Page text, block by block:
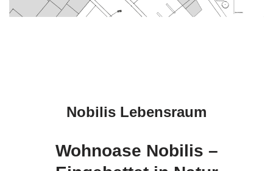
Nobilis Lebensraum
Wohnoase Nobilis –